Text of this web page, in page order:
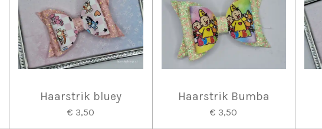
Haarstrik bluey
€ 3,50
Haarstrik Bumba
€ 3,50